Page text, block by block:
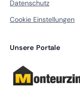
Datenschutz
Cookie Einstellungen
Unsere Portale